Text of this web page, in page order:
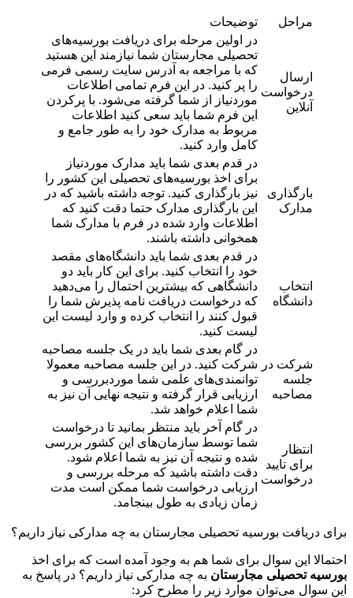
مراحل توضیحات
ارسال
درخواست
آنلاین
در اولین مرحله برای دریافت بورسیه‌های
تحصیلی مجارستان شما نیازمند این هستید
که با مراجعه به آدرس سایت رسمی فرمی
را پر کنید. در این فرم تمامی اطلاعات
موردنیاز از شما گرفته می‌شود. با پرکردن
این فرم شما باید سعی کنید اطلاعات
مربوط به مدارک خود را به طور جامع و
کامل وارد کنید.
بارگذاری
مدارک
در قدم بعدی شما باید مدارک موردنیاز
برای اخذ بورسیه‌های تحصیلی این کشور را
نیز بارگذاری کنید. توجه داشته باشید که در
این بارگذاری مدارک حتما دقت کنید که
اطلاعات وارد شده در فرم با مدارک شما
همخوانی داشته باشند.
انتخاب
دانشگاه
در قدم بعدی شما باید دانشگاه‌های مقصد
خود را انتخاب کنید. برای این کار باید دو
دانشگاهی که بیشترین احتمال را می‌دهید
که درخواست دریافت نامه پذیرش شما را
قبول کنند را انتخاب کرده و وارد لیست این
لیست کنید.
شرکت در
جلسه
مصاحبه
در گام بعدی شما باید در یک جلسه مصاحبه
شرکت کنید. در این جلسه مصاحبه معمولا
توانمندی‌‌های علمی شما موردبررسی و
ارزیابی قرار گرفته و نتیجه نهایی آن نیز به
شما اعلام خواهد شد.
انتظار
برای تایید
درخواست
در گام آخر باید منتظر بمانید تا درخواست
شما توسط سازمان‌های این کشور بررسی
شده و نتیجه آن نیز به شما اعلام شود.
دقت داشته باشید که مرحله بررسی و
ارزیابی درخواست شما ممکن است مدت
زمان زیادی به طول بینجامد.
برای دریافت بورسیه تحصیلی مجارستان به چه مدارکی نیاز داریم؟
احتمالا این سوال برای شما هم به وجود آمده است که برای اخذ
بورسیه تحصیلی مجارستان به چه مدارکی نیاز داریم؟ در پاسخ به
این سوال می‌توان موارد زیر را مطرح کرد: